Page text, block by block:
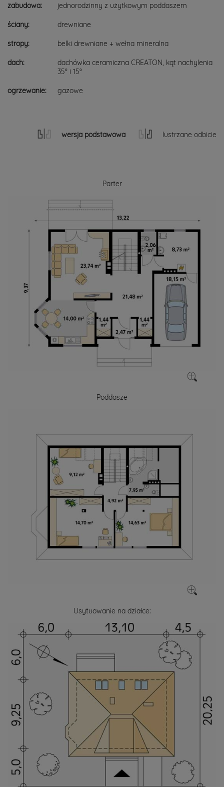
zabudowa: jednorodzinny z użytkowym poddaszem
ściany: drewniane
stropy: belki drewniane + wełna mineralna
dach:
dachówka ceramiczna CREATON, kąt nachylenia
35° i 15°
ogrzewanie: gazowe
wersja podstawowa lustrzane odbicie
Parter
Poddasze
Usytuowanie na działce: